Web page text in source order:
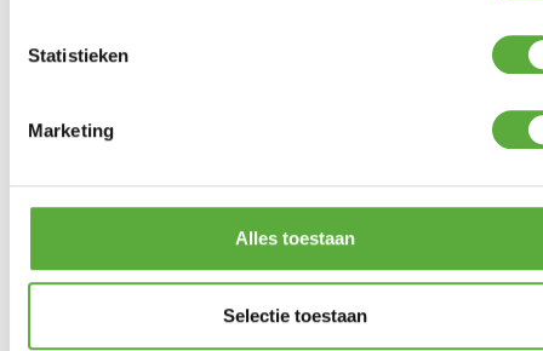
Statistieken
Marketing
Alles toestaan
Selectie toestaan